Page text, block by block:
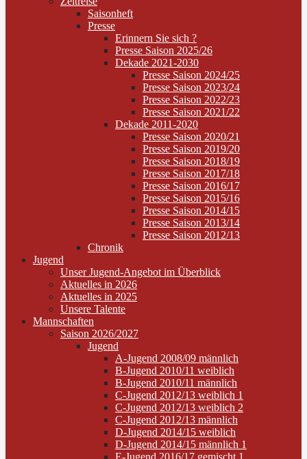
Saisonheft
Presse
Erinnern Sie sich ?
Presse Saison 2025/26
Dekade 2021-2030
Presse Saison 2024/25
Presse Saison 2023/24
Presse Saison 2022/23
Presse Saison 2021/22
Dekade 2011-2020
Presse Saison 2020/21
Presse Saison 2019/20
Presse Saison 2018/19
Presse Saison 2017/18
Presse Saison 2016/17
Presse Saison 2015/16
Presse Saison 2014/15
Presse Saison 2013/14
Presse Saison 2012/13
Chronik
Jugend
Unser Jugend-Angebot im Überblick
Aktuelles in 2026
Aktuelles in 2025
Unsere Talente
Mannschaften
Saison 2026/2027
Jugend
A-Jugend 2008/09 männlich
B-Jugend 2010/11 weiblich
B-Jugend 2010/11 männlich
C-Jugend 2012/13 weiblich 1
C-Jugend 2012/13 weiblich 2
C-Jugend 2012/13 männlich
D-Jugend 2014/15 weiblich
D-Jugend 2014/15 männlich 1
E-Jugend 2016/17 gemischt 1